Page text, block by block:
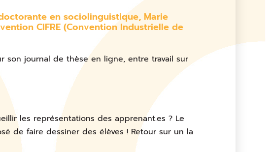
en sociolinguistique, Marie
CIFRE (Convention Industrielle de
son journal de thèse en ligne, entre travail sur
les représentations des apprenant.es ? Le
de faire dessiner des élèves ! Retour sur un la